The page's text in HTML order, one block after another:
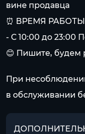
вине продавца
⏰ ВРЕМЯ
- С 10:00 до 23:00
😊 Пишите, будем
При
в обслуживании